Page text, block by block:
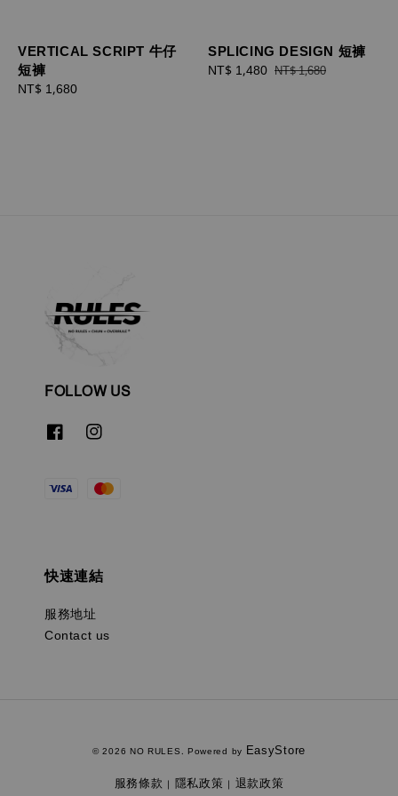
VERTICAL SCRIPT 牛仔
短褲
Regular
NT$ 1,680
SPLICING DESIGN 短褲
Sale
NT$ 1,480 Regular
NT$ 1,680
FOLLOW US
快速連結
服務地址
Contact us
© 2026 NO RULES. Powered by EasyStore
服務條款 | 隱私政策 | 退款政策